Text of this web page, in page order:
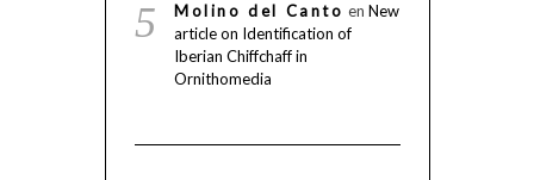
Molino del Canto en New
article on Identification of
Iberian Chiffchaff in
Ornithomedia